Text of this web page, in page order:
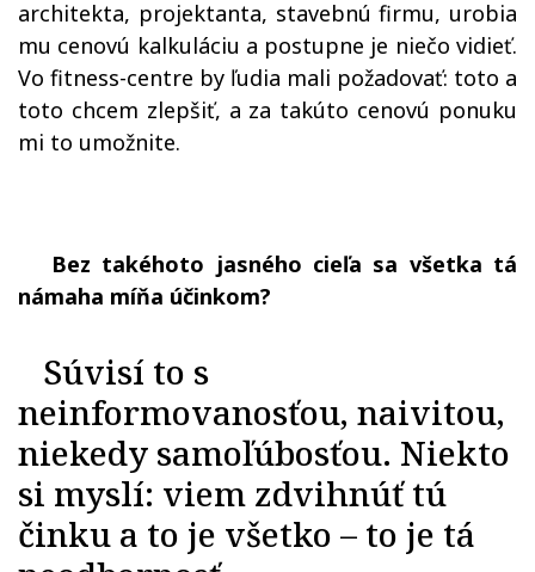
architekta, projektanta, stavebnú firmu, urobia
mu cenovú kalkuláciu a postupne je niečo vidieť.
Vo fitness-centre by ľudia mali požadovať: toto a
toto chcem zlepšiť, a za takúto cenovú ponuku
mi to umožnite.
Bez takéhoto jasného cieľa sa všetka tá
námaha míňa účinkom?
Súvisí to s
neinformovanosťou, naivitou,
niekedy samoľúbosťou. Niekto
si myslí: viem zdvihnúť tú
činku a to je všetko – to je tá